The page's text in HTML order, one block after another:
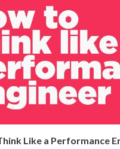
Like a Performance